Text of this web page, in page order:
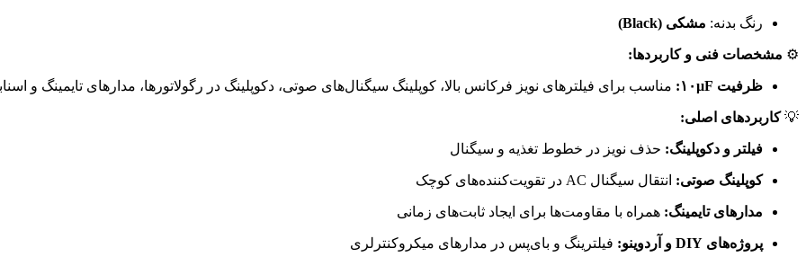
رنگ بدنه: مشکی (Black)
⚙️ مشخصات فنی و کاربردها:
ظرفیت ۱۰µF: مناسب برای فیلترهای نویز فرکانس بالا، کوپلینگ سیگنال‌های صوتی، دکوپلینگ در رگولاتورها، مدارهای تایمینگ و
💡 کاربردهای اصلی:
فیلتر و دکوپلینگ: حذف نویز در خطوط تغذیه و سیگنال
کوپلینگ صوتی: انتقال سیگنال AC در تقویت‌کننده‌های کوچک
مدارهای تایمینگ: همراه با مقاومت‌ها برای ایجاد ثابت‌های زمانی
پروژه‌های DIY و آردوینو: فیلترینگ و بای‌پس در مدارهای میکروکنترلری